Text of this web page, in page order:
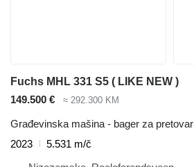
Fuchs MHL 331 S5 ( LIKE NEW )
149.500 €
≈ 292.300 KM
Građevinska mašina - bager za pretovar
2023
5.531 m/č